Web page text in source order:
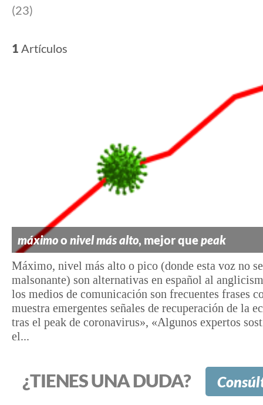
(23)
1 Artículos
máximoo nivel más alto, mejor quepeak
Máximo, nivel más alto o pico (donde esta voz no
malsonante) son alternativas en español al
los medios de comunicación son frecuentes frases
muestra emergentes señales de recuperación de la
tras el peak de coronavirus», «Algunos expertos
el...
¿TIENES UNA DUDA?